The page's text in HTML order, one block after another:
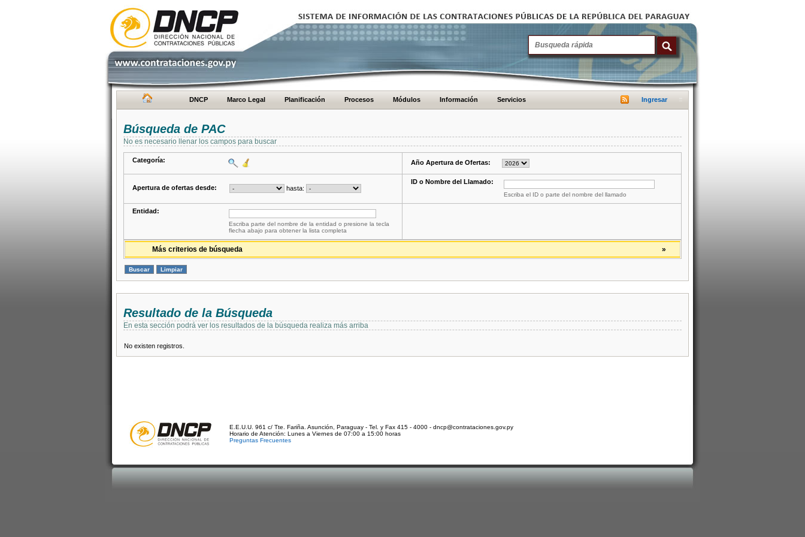
DNCP Marco Legal Planificación Procesos Módulos Información Servicios Ingresar
Búsqueda de PAC
No es necesario llenar los campos para buscar
Categoría: Año Apertura de Ofertas:
Apertura de ofertas desde: hasta:
ID o Nombre del Llamado:
Escriba el ID o parte del nombre del llamado
Entidad:
Escriba parte del nombre de la entidad o presione la tecla
flecha abajo para obtener la lista completa
»
Más criterios de búsqueda
Resultado de la Búsqueda
En esta sección podrá ver los resultados de la búsqueda realiza más arriba
No existen registros.
E.E.U.U. 961 c/ Tte. Fariña. Asunción, Paraguay - Tel. y Fax 415 - 4000 - dncp@contrataciones.gov.py
Horario de Atención: Lunes a Viernes de 07:00 a 15:00 horas
Preguntas Frecuentes